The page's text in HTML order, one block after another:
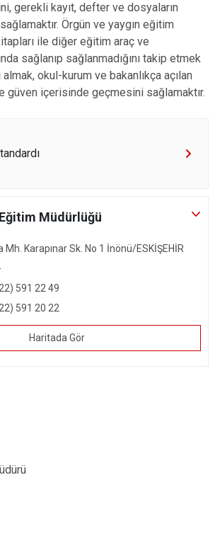
gerekli kayıt, defter ve dosyaların
Örgün ve yaygın eğitim
ile diğer eğitim araç ve
sağlanıp sağlanmadığını takip etmek
okul-kurum ve bakanlıkça açılan
güven içerisinde geçmesini sağlamaktır.
Müdürlüğü
Mh. Karapınar Sk. No 1 İnönü/ESKİŞEHİR
591 22 49
591 20 22
Haritada Gör